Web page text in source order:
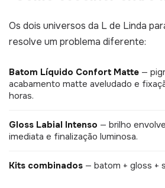
Os dois universos da L de Linda
resolve um problema diferente:
Batom Líquido Confort Matte —
acabamento matte aveludado e
horas.
Gloss Labial Intenso — brilho
imediata e finalização luminosa.
Kits combinados — batom + gloss +